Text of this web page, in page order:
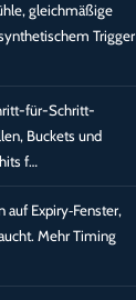
gleichmäßige
Trigger
für-Schritt-
Buckets und
f…
auf Expiry‑Fenster,
Mehr Timing